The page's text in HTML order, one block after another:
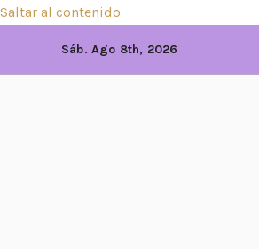
Saltar al contenido
Sáb. Ago 8th, 2026